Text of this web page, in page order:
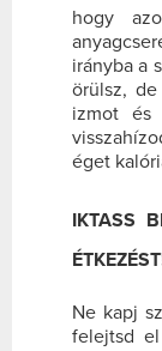
hogy
irányba a
örülsz,
izmot és
éget
IKTASS
Ne kapj
felejtsd